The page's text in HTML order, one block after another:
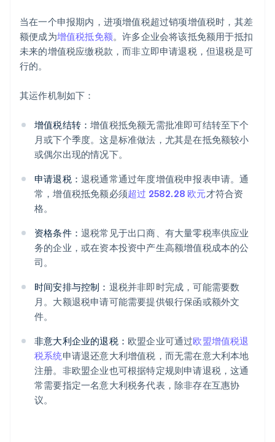
当在一个申报期内，进项增值税超过销项增值税时，其差
额便成为增值税抵免额。许多企业会将该抵免额用于抵扣
未来的增值税应缴税款，而非立即申请退税，但退税是可
行的。
其运作机制如下：
增值税结转：增值税抵免额无需批准即可结转至下个
月或下个季度。这是标准做法，尤其是在抵免额较小
或偶尔出现的情况下。
申请退税： 退税通常通过年度增值税申报表申请。通
常，增值税抵免额必须超过 2582.28 欧元才符合资
格。
资格条件： 退税常见于出口商、有大量零税率供应业
务的企业，或在资本投资中产生高额增值税成本的公
司。
时间安排与控制： 退税并非即时完成，可能需要数
月。大额退税申请可能需要提供银行保函或额外文
件。
非意大利企业的退税： 欧盟企业可通过欧盟增值税退
税系统申请退还意大利增值税，而无需在意大利本地
注册。非欧盟企业也可根据特定规则申请退税，这通
常需要指定一名意大利税务代表，除非存在互惠协
议。